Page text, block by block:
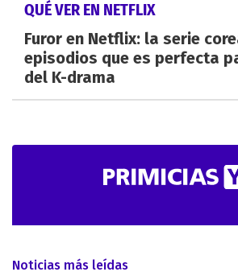
QUÉ VER EN NETFLIX
Furor en Netflix: la serie
episodios que es perfecta
del K-drama
Noticias más leídas